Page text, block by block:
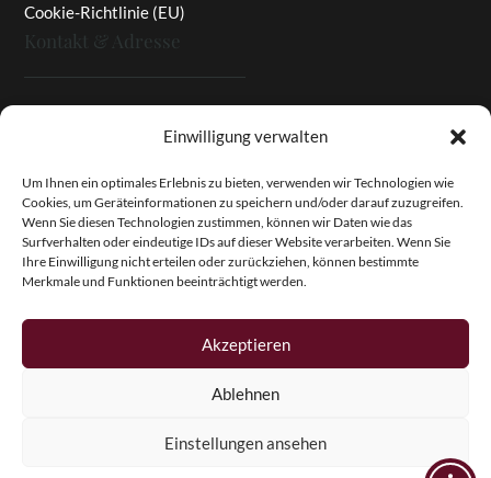
Einwilligung verwalten
Um Ihnen ein optimales Erlebnis zu bieten, verwenden wir Technologien wie
Cookies, um Geräteinformationen zu speichern und/oder darauf zuzugreifen.
Wenn Sie diesen Technologien zustimmen, können wir Daten wie das
Surfverhalten oder eindeutige IDs auf dieser Website verarbeiten. Wenn Sie
Ihre Einwilligung nicht erteilen oder zurückziehen, können bestimmte
Merkmale und Funktionen beeinträchtigt werden.
Akzeptieren
Ablehnen
Einstellungen ansehen
Cookie-Richtlinie (EU)
Kontakt & Adresse
Heinz Enzinger-Panitz
Aussergernwallen 3
94166 Stubenberg
Deutschland
Tel.:+49 (0)8574 - 91 97 79
info@pfingstrosen.eu
Copyright © 2026 Magic Garden Paeonies. Rottaler